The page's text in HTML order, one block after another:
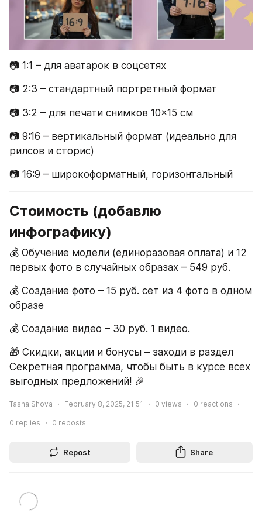
📷 1:1 – для аватарок в соцсетях
📷 2:3 – стандартный портретный формат
📷 3:2 – для печати снимков 10×15 см
📷 9:16 – вертикальный формат (идеально для
рилсов и сторис)
📷 16:9 – широкоформатный, горизонтальный
Стоимость (добавлю
инфографику)
💰 Обучение модели (единоразовая оплата) и 12
первых фото в случайных образах – 549 руб.
💰 Создание фото – 15 руб. сет из 4 фото в одном
образе
💰 Создание видео – 30 руб. 1 видео.
🎁 Скидки, акции и бонусы – заходи в раздел
Секретная программа, чтобы быть в курсе всех
выгодных предложений! 🎉
Tasha Shova February 8, 2025, 21:51 0 views 0 reactions
0 replies 0 reposts
Repost Share